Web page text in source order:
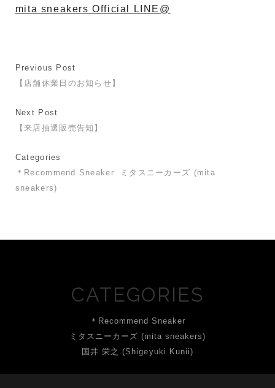
mita sneakers Official LINE@
Previous Post
【店舗休業日のお知らせ】
Next Post
【来店抽選販売告知】
Categories
＊Recommend Sneaker
ミタスニーカーズ (mita
sneakers)
CATEGORIES
＊Recommend Sneaker
ミタスニーカーズ (mita sneakers)
国井 栄之 (Shigeyuki Kunii)